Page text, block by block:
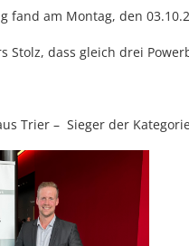
fand am Montag, den
Stolz, dass gleich drei
Trier – Sieger der